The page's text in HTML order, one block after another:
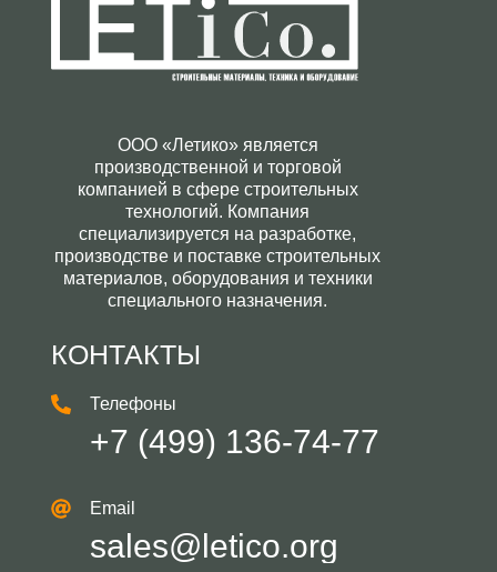
ООО «Летико» является
производственной и торговой
компанией в сфере строительных
технологий. Компания
специализируется на разработке,
производстве и поставке строительных
материалов, оборудования и техники
специального назначения.
КОНТАКТЫ
Телефоны
+7 (499) 136-74-77
Email
sales@letico.org